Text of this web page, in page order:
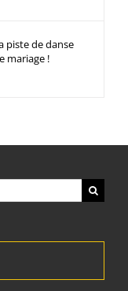
piste de danse
mariage !